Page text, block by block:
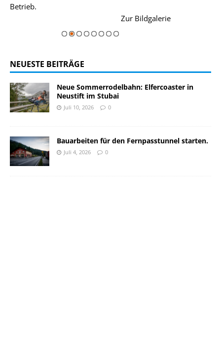
Betrieb.
Zur Bildgalerie
NEUESTE BEITRÄGE
Neue Sommerrodelbahn: Elfercoaster in
Neustift im Stubai
Juli 10, 2026 0
Bauarbeiten für den Fernpasstunnel starten.
Juli 4, 2026 0